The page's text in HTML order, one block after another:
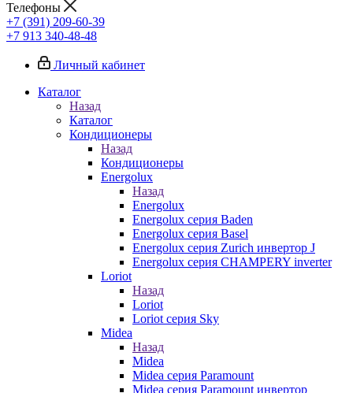
Телефоны
+7 (391) 209-60-39
+7 913 340-48-48
Личный кабинет
Каталог
Назад
Каталог
Кондиционеры
Назад
Кондиционеры
Energolux
Назад
Energolux
Energolux серия Baden
Energolux серия Basel
Energolux серия Zurich инвертор J
Energolux серия CHAMPERY inverter
Loriot
Назад
Loriot
Loriot серия Sky
Midea
Назад
Midea
Midea серия Paramount
Midea серия Paramount инвертор